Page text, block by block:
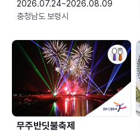
2026.07.24~2026.08.09
충청남도 보령시
무주반딧불축제